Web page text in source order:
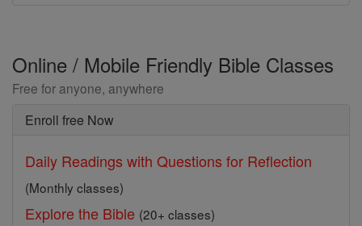
Online / Mobile Friendly Bible Classes
Free for anyone, anywhere
Enroll free Now
Daily Readings with Questions for Reflection
(Monthly classes)
Explore the Bible (20+ classes)